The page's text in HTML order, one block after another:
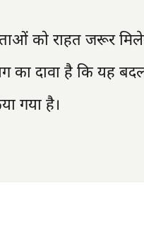
को राहत जरूर
दावा है कि यह
गया है।